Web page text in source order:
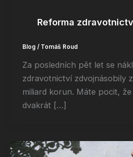
Reforma
Blog / Tomáš Roud
Za posledních pět let se
zdravotnictví zdvojnásobily
miliard korun. Máte pocit,
dvakrát […]